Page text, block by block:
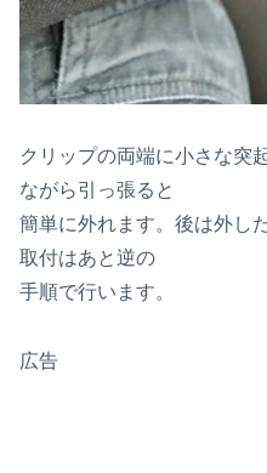
クリップの両端に小さな突
ながら引っ張ると
簡単に外れます。後は外し
取付はあと逆の
手順で行います。
広告